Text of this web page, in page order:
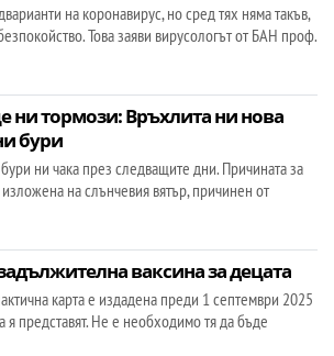
на коронавирус, но сред тях няма такъв,
Това заяви вирусологът от БАН проф.
ни тормози: Връхлита ни нова
бури
ни чака през следващите дни. Причината за
на слънчевия вятър, причинен от
ваксина за децата
карта е издадена преди 1 септември 2025
я представят. Не е необходимо тя да бъде